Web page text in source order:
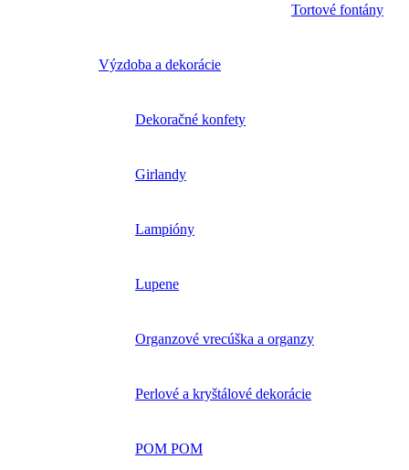
Tortové fontány
Výzdoba a dekorácie
Dekoračné konfety
Girlandy
Lampióny
Lupene
Organzové vrecúška a organzy
Perlové a kryštálové dekorácie
POM POM